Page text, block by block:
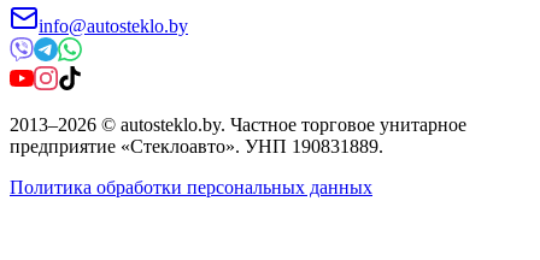
info@autosteklo.by
2013–2026 © autosteklo.by. Частное торговое унитарное
предприятие «Стеклоавто». УНП 190831889.
Политика обработки персональных данных